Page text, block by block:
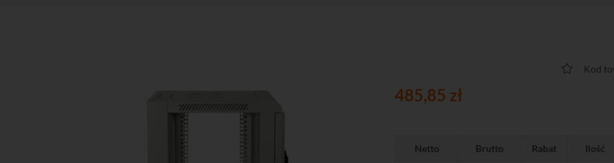
Kod
485,85 zł
Netto Brutto Rabat Ilość